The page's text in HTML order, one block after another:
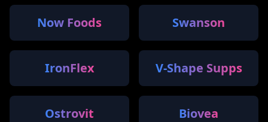
Now Foods Swanson
IronFlex V-Shape Supps
Ostrovit Biovea